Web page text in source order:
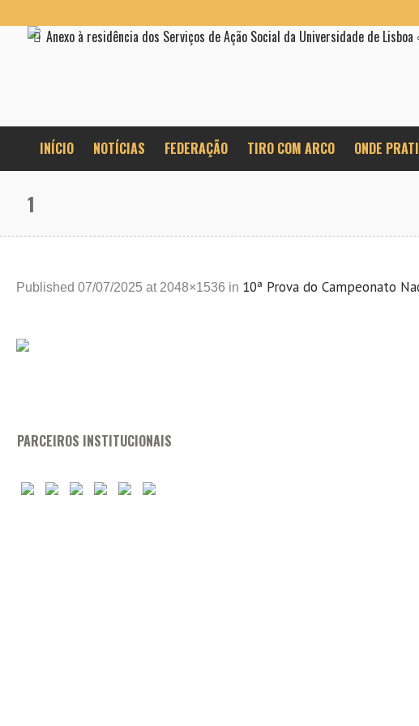
Anexo à residência dos Serviços de Ação Social da Universidade de
INÍCIO NOTÍCIAS FEDERAÇÃO TIRO COM ARCO ONDE
1
Published 07/07/2025 at 2048×1536 in 10ª Prova do Campeonato
PARCEIROS INSTITUCIONAIS